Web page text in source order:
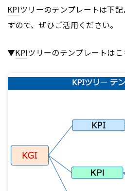
KPIツリーのテンプレートは下
すので、ぜひご活用ください。
▼KPIツリーのテンプレートはこ